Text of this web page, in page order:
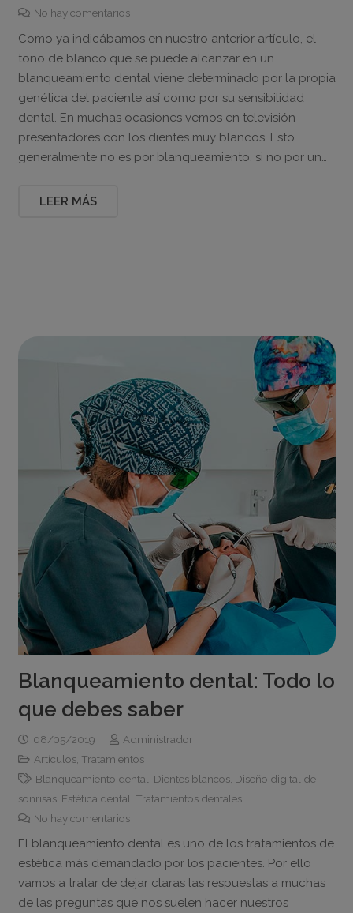
No hay comentarios
Como ya indicábamos en nuestro anterior artículo, el
tono de blanco que se puede alcanzar en un
blanqueamiento dental viene determinado por la propia
genética del paciente así como por su sensibilidad
dental. En muchas ocasiones vemos en televisión
presentadores con los dientes muy blancos. Esto
generalmente no es por blanqueamiento, si no por un…
LEER MÁS
Blanqueamiento dental: Todo lo
que debes saber
08/05/2019
Administrador
Artículos, Tratamientos
Blanqueamiento dental Dientes blancos, Diseño digital de
sonrisas, Estética dental Tratamientos dentales
No hay comentarios
El blanqueamiento dental es uno de los tratamientos de
estética más demandado por los pacientes. Por ello
vamos a tratar de dejar claras las respuestas a muchas
de las preguntas que nos suelen hacer nuestros